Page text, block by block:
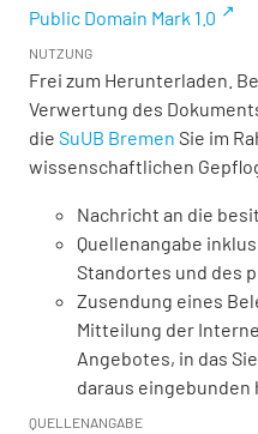
Public Domain Mark 1.0
NUTZUNG
Frei zum Herunterladen.
Verwertung des
die SuUB Bremen Sie im
wissenschaftlichen
Nachricht an die
Quellenangabe
Standortes und des
Zusendung eines
Mitteilung der
Angebotes, in das
daraus eingebunden
QUELLENANGABE